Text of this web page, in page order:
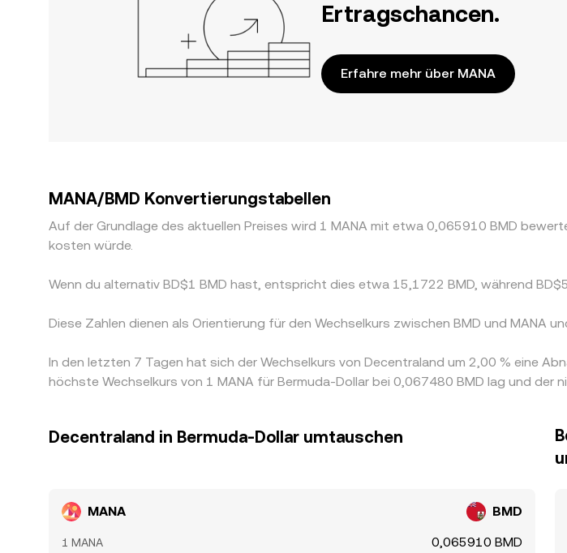
Ertragschancen.
Erfahre mehr über MANA
MANA/BMD Konvertierungstabellen
Auf der Grundlage des aktuellen Preises wird 1 MANA mit etwa 0,065910 BMD
kosten würde.
Wenn du alternativ BD$1 BMD hast, entspricht dies etwa 15,1722 BMD, während
Diese Zahlen dienen als Orientierung für den Wechselkurs zwischen BMD und MANA
In den letzten 7 Tagen hat sich der Wechselkurs von Decentraland um 2,00 % eine
höchste Wechselkurs von 1 MANA für Bermuda-Dollar bei 0,067480 BMD lag und
Decentraland in Bermuda-Dollar umtauschen
MANA BMD
1 MANA 0,065910 BMD